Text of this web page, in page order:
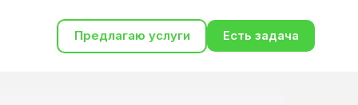
Предлагаю услуги Есть задача